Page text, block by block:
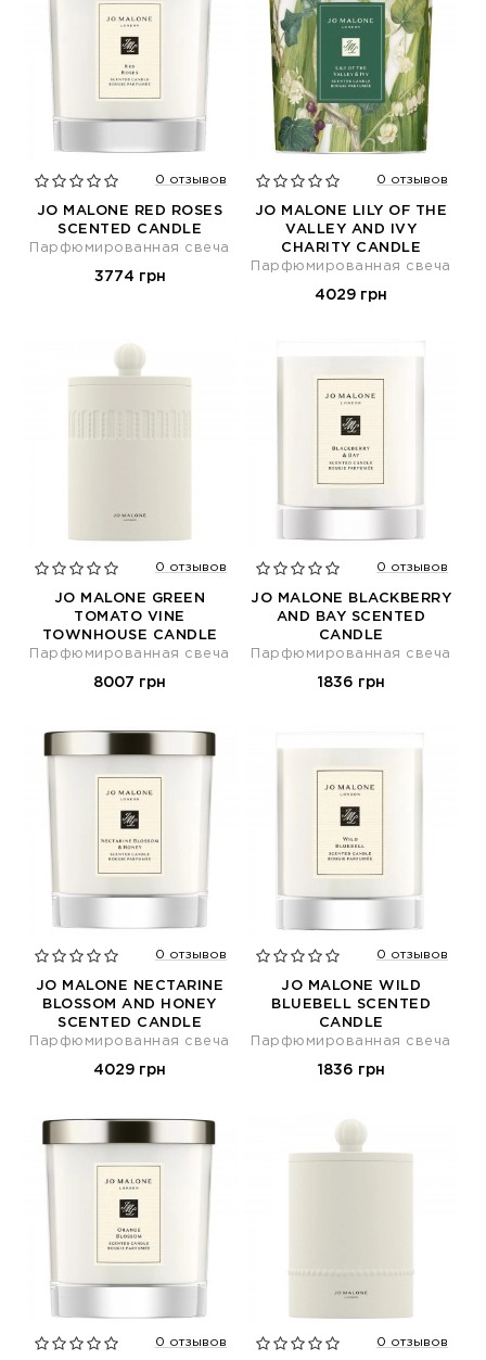
0 отзывов
JO MALONE RED ROSES
SCENTED CANDLE
Парфюмированная свеча
3774 грн
0 отзывов
JO MALONE LILY OF THE
VALLEY AND IVY
CHARITY CANDLE
Парфюмированная свеча
4029 грн
0 отзывов
JO MALONE GREEN
TOMATO VINE
TOWNHOUSE CANDLE
Парфюмированная свеча
8007 грн
0 отзывов
JO MALONE BLACKBERRY
AND BAY SCENTED
CANDLE
Парфюмированная свеча
1836 грн
0 отзывов
JO MALONE NECTARINE
BLOSSOM AND HONEY
SCENTED CANDLE
Парфюмированная свеча
4029 грн
0 отзывов
JO MALONE WILD
BLUEBELL SCENTED
CANDLE
Парфюмированная свеча
1836 грн
0 отзывов 0 отзывов